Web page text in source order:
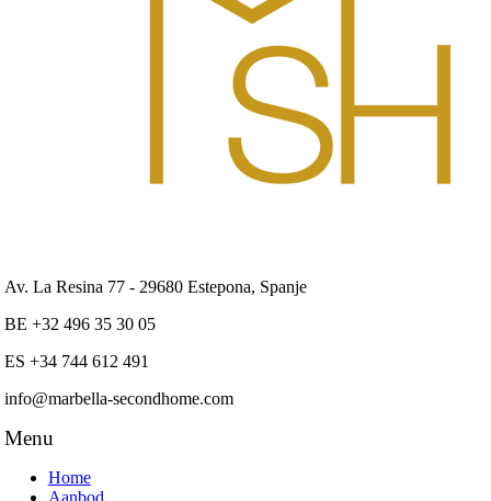
Av. La Resina 77 - 29680 Estepona, Spanje
BE +32 496 35 30 05
ES +34 744 612 491
info@marbella-secondhome.com
Menu
Home